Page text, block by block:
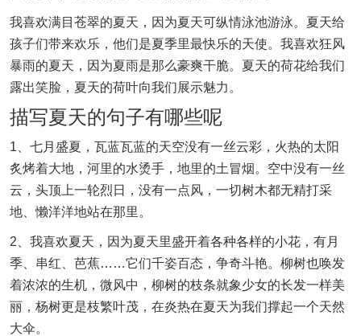
我喜欢满目苍翠的夏天，因为夏天可纵情泳池游泳。夏天给
孩子们带来欢乐，他们是夏季里最快乐的天使。我喜欢狂风
暴雨的夏天，因为夏雨是那么豪爽干脆。夏天的荷花给我们
露出笑脸，夏天的荷叶向我们展示魅力。
描写夏天的句子有哪些呢
1、七月盛夏，瓦蓝瓦蓝的天空没有一丝云彩，火热的太阳
炙烤着大地，河里的水烫手，地里的土冒烟。空中没有一丝
云，头顶上一轮烈日，没有一点风，一切树木都无精打采
地、懒洋洋地站在那里。
2、我喜欢夏天，因为夏天里盛开着各种各样的小花，有月
季、串红、芭蕉……它们千姿百态，争奇斗艳。柳树也唤发
着浓浓的生机，微风中，柳树的枝条就象少女的长发一样美
丽，杨树更是枝繁叶茂，在炎热在夏天为我们撑起一个天然
大伞。